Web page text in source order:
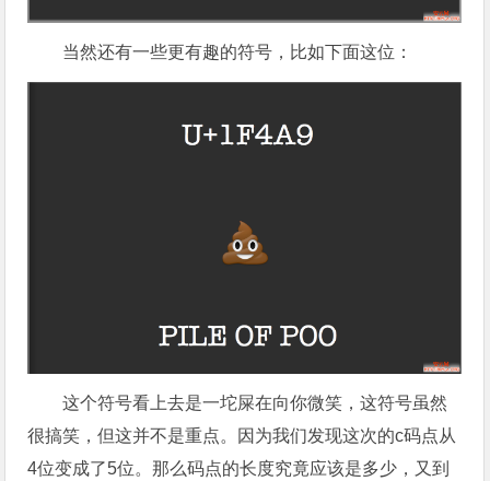
当然还有一些更有趣的符号，比如下面这位：
这个符号看上去是一坨屎在向你微笑，这符号虽然
很搞笑，但这并不是重点。因为我们发现这次的c码点从
4位变成了5位。那么码点的长度究竟应该是多少，又到